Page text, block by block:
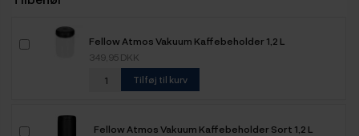
Fellow Atmos Vakuum Kaffebeholder 1,2 L
349,95 DKK
Tilføj til kurv
Fellow Atmos Vakuum Kaffebeholder Sort 1,2 L